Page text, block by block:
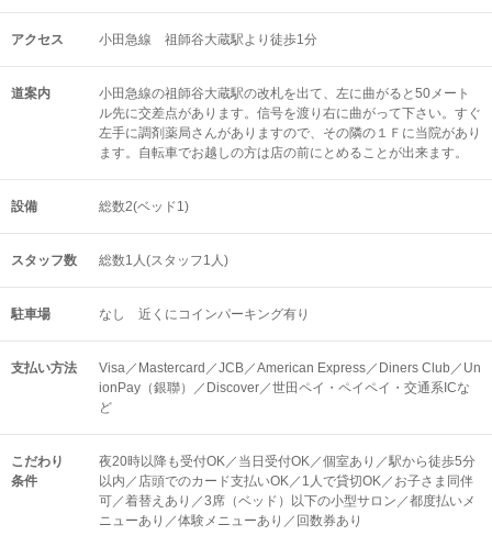
アクセス 小田急線 祖師谷大蔵駅より徒歩1分
道案内
小田急線の祖師谷大蔵駅の改札を出て、左に曲がると50メート
ル先に交差点があります。信号を渡り右に曲がって下さい。すぐ
左手に調剤薬局さんがありますので、その隣の１Ｆに当院があり
ます。自転車でお越しの方は店の前にとめることが出来ます。
設備 総数2(ベッド1)
スタッフ数 総数1人(スタッフ1人)
駐車場 なし 近くにコインパーキング有り
支払い方法
Visa／Mastercard／JCB／American Express／Diners Club／Un
ionPay（銀聯）／Discover／世田ペイ・ペイペイ・交通系ICな
ど
こだわり
条件
夜20時以降も受付OK／当日受付OK／個室あり／駅から徒歩5分
以内／店頭でのカード支払いOK／1人で貸切OK／お子さま同伴
可／着替えあり／3席（ベッド）以下の小型サロン／都度払いメ
ニューあり／体験メニューあり／回数券あり